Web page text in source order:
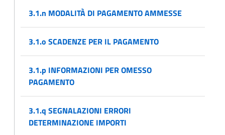
3.1.n MODALITÀ DI PAGAMENTO AMMESSE
3.1.o SCADENZE PER IL PAGAMENTO
3.1.p INFORMAZIONI PER OMESSO
PAGAMENTO
3.1.q SEGNALAZIONI ERRORI
DETERMINAZIONE IMPORTI